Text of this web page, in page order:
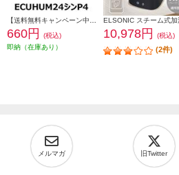
660円
(税込)
即納（在庫あり）
10,978円 (税込)
(2件)
メルマガ 旧Twitter